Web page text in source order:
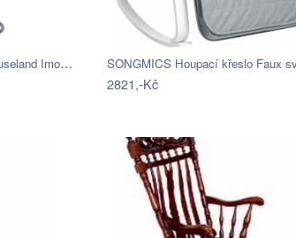
Závěsné houpací křeslo Houseland Imogen…
2821,-Kč